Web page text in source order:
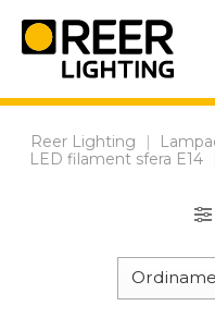
content
Reer Lighting |
LED filament sfera E14